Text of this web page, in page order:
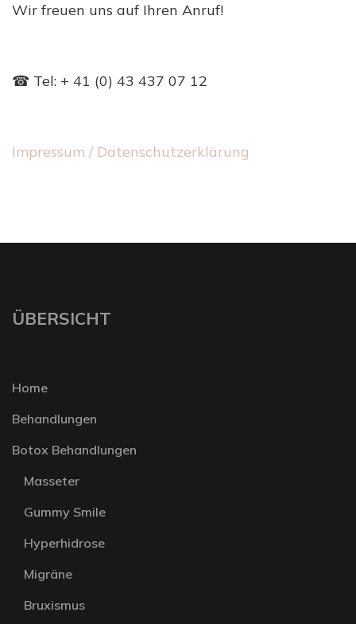
Wir freuen uns auf Ihren Anruf!
☎ Tel: + 41 (0) 43 437 07 12
Impressum / Datenschutzerklärung
ÜBERSICHT
Home
Behandlungen
Botox Behandlungen
Masseter
Gummy Smile
Hyperhidrose
Migräne
Bruxismus